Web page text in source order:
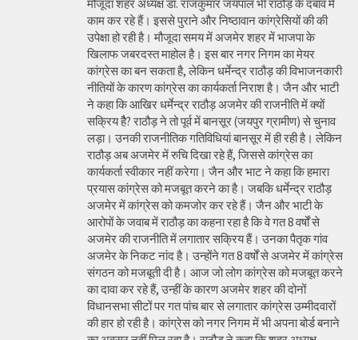
मौजूदा शहर अध्यक्ष डॉ. राजकुमार जयपाल भी राठौड़ के दबाव में
काम कर रहे हैं। इससे पुराने और निष्ठावान कांग्रेसियों की की
उपेक्षा हो रही है। मौजूदा समय में अजमेर शहर में भाजपा के
खिलाफ जबरदस्त माहोल है। इस बार नगर निगम का मेयर
कांग्रेस का बन सकता है, लेकिन धर्मेन्द्र राठौड़ की विभाजनकारी
नीतियों के कारण कांग्रेस का कार्यकर्ता निराश है। जैन और भाटी
ने कहा कि आखिर धर्मेन्द्र राठौड़ अजमेर की राजनीति में क्यों
सक्रिय हैै? राठौड़ ने तो पूर्व में बानसूर (जयपुर ग्रामीण) से चुनाव
लड़ा। उनकी राजनीतिक गतिविधियां बानसूर में ही रही है। लेकिन
राठौड़ अब अजमेर में रुचि दिखा रहे हैं, जिससे कांग्रेस का
कार्यकर्ता स्वीकार नहीं करेगा। जैन और भाट ने कहा कि हमारा
प्रयास कांग्रेस को मजबूत करने का है। जबकि धर्मेन्द्र राठौड़
अजमेर में कांग्रेस को कमजोर कर रहे हैं। जैन और भाटी के
आरोपों के जवाब में राठौड़ का कहना रहा है कि वे गत 8 वर्षों से
अजमेर की राजनीति में लगातार सक्रिय हैं। उनका पैतृक गांव
अजमेर के निकट नांद है। उन्होंने गत 8 वर्षों से अजमेर में कांग्रेस
संगठन को मजबूती दी है। आज जो लोग कांग्रेस को मजबूत करने
का दावा कर रहे हैं, उन्हीं के कारण अजमेर शहर की दोनों
विधानसभा सीटों पर गत पांच बार से लगातार कांग्रेस उम्मीदवारों
की हार हो रही है। कांग्रेस को नगर निगम में भी अपना बोर्ड बनाने